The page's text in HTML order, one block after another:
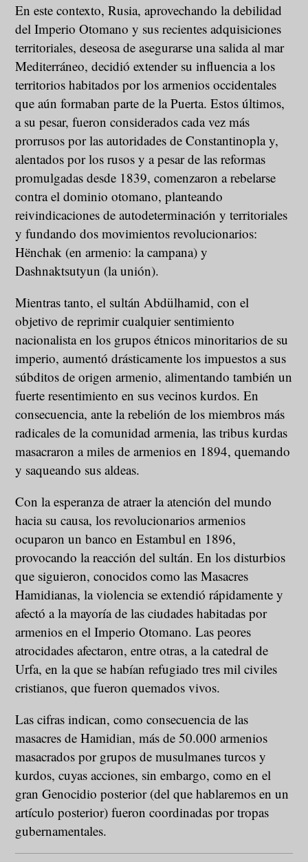
En este contexto, Rusia, aprovechando la debilidad
del Imperio Otomano y sus recientes adquisiciones
territoriales, deseosa de asegurarse una salida al mar
Mediterráneo, decidió extender su influencia a los
territorios habitados por los armenios occidentales
que aún formaban parte de la Puerta. Estos últimos,
a su pesar, fueron considerados cada vez más
prorrusos por las autoridades de Constantinopla y,
alentados por los rusos y a pesar de las reformas
promulgadas desde 1839, comenzaron a rebelarse
contra el dominio otomano, planteando
reivindicaciones de autodeterminación y territoriales
y fundando dos movimientos revolucionarios:
Hënchak (en armenio: la campana) y
Dashnaktsutyun (la unión).
Mientras tanto, el sultán Abdülhamid, con el
objetivo de reprimir cualquier sentimiento
nacionalista en los grupos étnicos minoritarios de su
imperio, aumentó drásticamente los impuestos a sus
súbditos de origen armenio, alimentando también un
fuerte resentimiento en sus vecinos kurdos. En
consecuencia, ante la rebelión de los miembros más
radicales de la comunidad armenia, las tribus kurdas
masacraron a miles de armenios en 1894, quemando
y saqueando sus aldeas.
Con la esperanza de atraer la atención del mundo
hacia su causa, los revolucionarios armenios
ocuparon un banco en Estambul en 1896,
provocando la reacción del sultán. En los disturbios
que siguieron, conocidos como las Masacres
Hamidianas, la violencia se extendió rápidamente y
afectó a la mayoría de las ciudades habitadas por
armenios en el Imperio Otomano. Las peores
atrocidades afectaron, entre otras, a la catedral de
Urfa, en la que se habían refugiado tres mil civiles
cristianos, que fueron quemados vivos.
Las cifras indican, como consecuencia de las
masacres de Hamidian, más de 50.000 armenios
masacrados por grupos de musulmanes turcos y
kurdos, cuyas acciones, sin embargo, como en el
gran Genocidio posterior (del que hablaremos en un
artículo posterior) fueron coordinadas por tropas
gubernamentales.